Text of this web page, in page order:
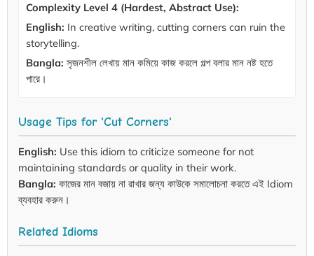
Complexity Level 4 (Hardest, Abstract Use):
English: In creative writing, cutting corners can ruin the
storytelling.
Bangla: সৃজনশীল লেখায় মান কমিয়ে কাজ করলে গল্প বলার মান নষ্ট হতে
পারে।
Usage Tips for 'Cut Corners'
English: Use this idiom to criticize someone for not
maintaining standards or quality in their work.
Bangla: কাজের মান বজায় না রাখার জন্য কাউকে সমালোচনা করতে এই Idiom
ব্যবহার করুন।
Related Idioms